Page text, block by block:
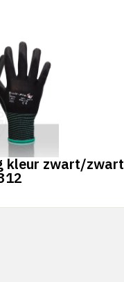
kleur zwart/zwart